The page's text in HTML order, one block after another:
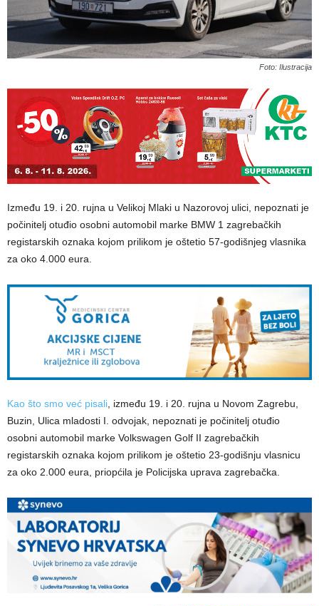
Foto: Ilustracija
Između 19. i 20. rujna u Velikoj Mlaki u Nazorovoj ulici, nepoznati je
počinitelj otuđio osobni automobil marke BMW 1 zagrebačkih
registarskih oznaka kojom prilikom je oštetio 57-godišnjeg vlasnika
za oko 4.000 eura.
Kao što smo već pisali , između 19. i 20. rujna u Novom Zagrebu,
Buzin, Ulica mladosti I. odvojak, nepoznati je počinitelj otuđio
osobni automobil marke Volkswagen Golf II zagrebačkih
registarskih oznaka kojom prilikom je oštetio 23-godišnju vlasnicu
za oko 2.000 eura, priopćila je Policijska uprava zagrebačka.